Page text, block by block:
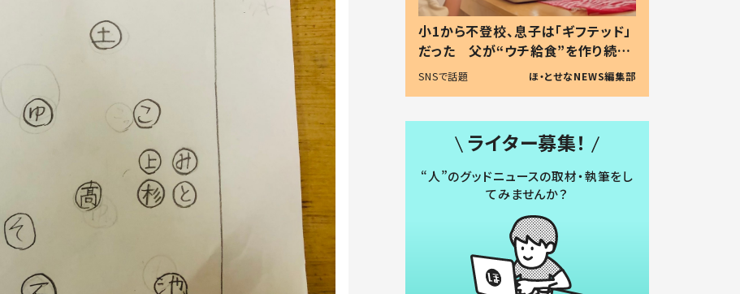
小1から不登校、息子は「ギフテッド」
だった 父が“ウチ給食”を作り続け
る理由とは #令和の親 #令和の子
SNSで話題 ほ・とせなNEWS編集部
ライター募集！
“人”のグッドニュースの取材・執筆をし
てみませんか？